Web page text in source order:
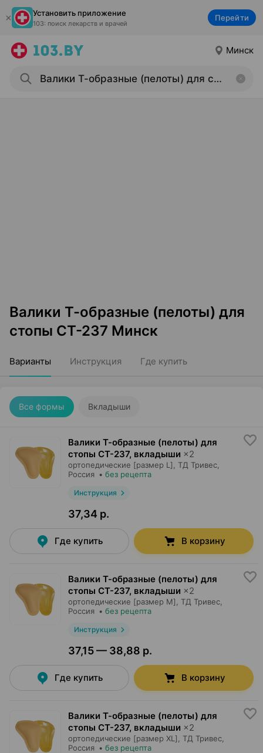
Установить приложение
103: поиск лекарств и врачей
Перейти
Минск
Валики Т-образные (пелоты) для
стопы СТ-237 Минск
Варианты Инструкция Где купить
Все формы Вкладыши
Валики Т-образные (пелоты) для
стопы СТ-237, вкладыши ×2
ортопедические [размер L], ТД Тривес
Россия • без рецепта
Инструкция
37,34 р.
Где купить В корзину
Валики Т-образные (пелоты) для
стопы СТ-237, вкладыши ×2
ортопедические [размер M], ТД Тривес
Россия • без рецепта
Инструкция
37,15 — 38,88 р.
Где купить В корзину
Валики Т-образные (пелоты) для
стопы СТ-237, вкладыши ×2
ортопедические [размер XL], ТД Тривес
Россия • без рецепта